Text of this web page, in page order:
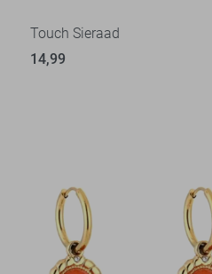
Touch Sieraad
14,99